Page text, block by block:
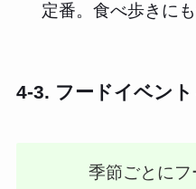
定番。食べ歩きにも
4-3. フードイベン
季節ごとにフ